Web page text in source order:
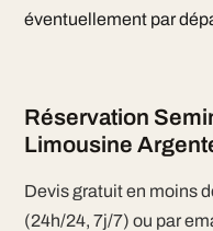
éventuellement par
Réservation
Limousine
Devis gratuit en moins
(24h/24, 7j/7) ou par